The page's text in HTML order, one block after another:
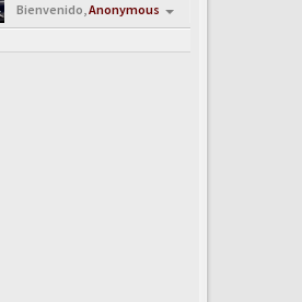
Bienvenido,Anonymous